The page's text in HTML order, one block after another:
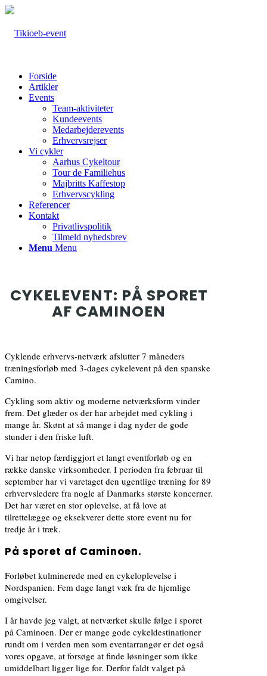
Forside
Artikler
Events
Team-aktiviteter
Kundeevents
Medarbejderevents
Erhvervsrejser
Vi cykler
Aarhus Cykeltour
Tour de Familiehus
Majbritts Kaffestop
Erhvervscykling
Referencer
Kontakt
Privatlivspolitik
Tilmeld nyhedsbrev
Menu Menu
CYKELEVENT: PÅ SPORET
AF CAMINOEN
Cyklende erhvervs-netværk afslutter 7 måneders
træningsforløb med 3-dages cykelevent på den spanske
Camino.
Cykling som aktiv og moderne netværksform vinder
frem. Det glæder os der har arbejdet med cykling i
mange år. Skønt at så mange i dag nyder de gode
stunder i den friske luft.
Vi har netop færdiggjort et langt eventforløb og en
række danske virksomheder. I perioden fra februar til
september har vi varetaget den ugentlige træning for 89
erhvervsledere fra nogle af Danmarks største koncerner.
Det har været en stor oplevelse, at få love at
tilrettelægge og eksekverer dette store event nu for
tredje år i træk.
På sporet af Caminoen.
Forløbet kulminerede med en cykeloplevelse i
Nordspanien. Fem dage langt væk fra de hjemlige
omgivelser.
I år havde jeg valgt, at netværket skulle følge i sporet
på Caminoen. Der er mange gode cykeldestinationer
rundt om i verden men som eventarrangør er det også
vores opgave, at forsøge at finde løsninger som ikke
umiddelbart ligger lige for. Derfor faldt valget på